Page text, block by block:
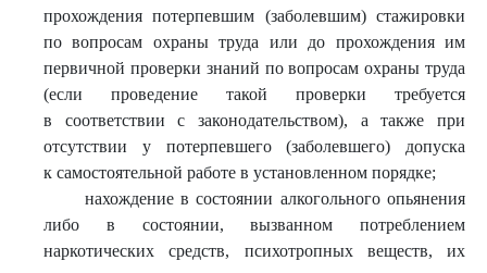
прохождения потерпевшим (заболевшим) стажировки
по вопросам охраны труда или до прохождения им
первичной проверки знаний по вопросам охраны труда
(если проведение такой проверки требуется
в соответствии с законодательством), а также при
отсутствии у потерпевшего (заболевшего) допуска
к самостоятельной работе в установленном порядке;
нахождение в состоянии алкогольного опьянения
либо в состоянии, вызванном потреблением
наркотических средств, психотропных веществ, их